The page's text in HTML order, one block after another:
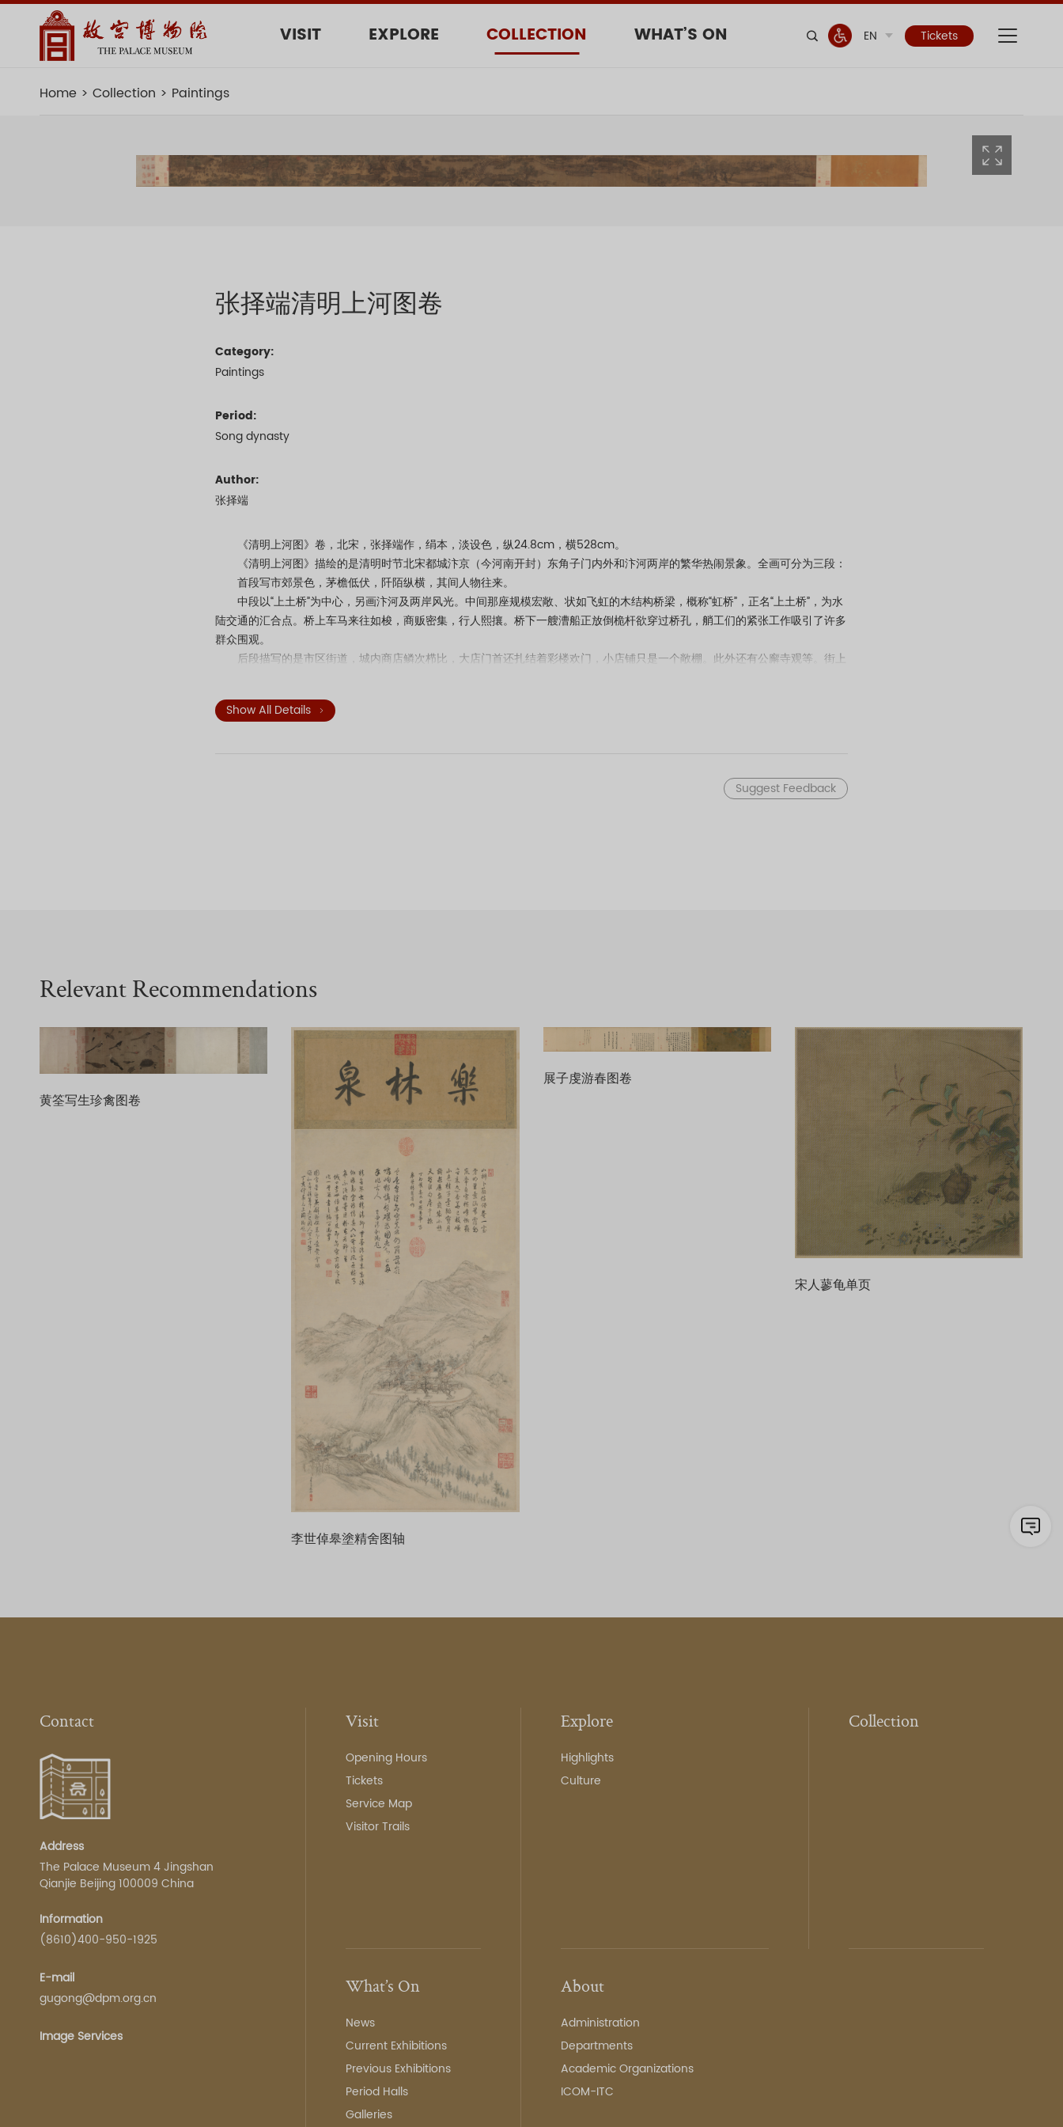
VISIT EXPLORE COLLECTION WHAT’S ON EN Tickets
Home Collection Paintings
张择端清明上河图卷
Category:
Paintings
Period:
Song dynasty
Author:
张择端
《清明上河图》卷，北宋，张择端作，绢本，淡设色，纵24.8cm，横528cm。
《清明上河图》描绘的是清明时节北宋都城汴京（今河南开封）东角子门内外和汴河两岸的繁华热闹景象。全画可分为三段：
首段写市郊景色，茅檐低伏，阡陌纵横，其间人物往来。
中段以“上土桥”为中心，另画汴河及两岸风光。中间那座规模宏敞、状如飞虹的木结构桥梁，概称“虹桥”，正名“上土桥”，为水
陆交通的汇合点。桥上车马来往如梭，商贩密集，行人熙攘。桥下一艘漕船正放倒桅杆欲穿过桥孔，艄工们的紧张工作吸引了许多
群众围观。
后段描写的是市区街道，城内商店鳞次栉比，大店门首还扎结着彩楼欢门，小店铺只是一个敞棚。此外还有公廨寺观等。街上
相算命者、贵家妇女、行脚僧人、顽皮儿童，甚至还有乞丐。他们的身份不同，衣冠各异，同在街上，而忙闲不一，苦乐不均。城
中交通运载工具，有轿子、驼队、牛、马、驴车、人力车等。 车辆有串车、太平车、平头车等诸种，再现了汴京城街市的繁荣景
时汴京东南城角这一典型的区域。作者用传统的手卷形式，采取“散点透视法”组织画面。画面长而不冗，繁而不乱，严密紧凑，如
Show All Details
Suggest Feedback
Relevant Recommendations
黄筌写生珍禽图卷
李世倬皋塗精舍图轴
展子虔游春图卷
宋人蓼龟单页
Contact
Address
The Palace Museum 4 Jingshan
Qianjie Beijing 100009 China
Information
(8610)400-950-1925
E-mail
gugong@dpm.org.cn
Image Services
Visit
Opening Hours
Tickets
Service Map
Visitor Trails
Explore
Highlights
Culture
Collection
What’s On
News
Current Exhibitions
Previous Exhibitions
Period Halls
Galleries
About
Administration
Departments
Academic Organizations
ICOM-ITC